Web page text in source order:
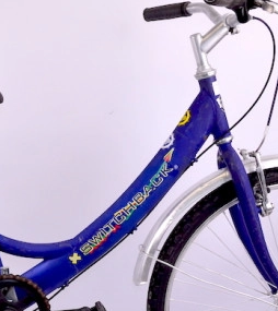
ВІД 2000 ГРН •